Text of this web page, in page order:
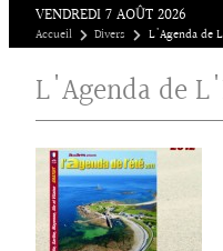
VENDREDI 7 AOÛT 2026
Accueil Divers L'Agenda de
L'Agenda de